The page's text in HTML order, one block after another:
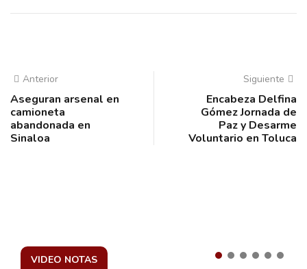
Anterior
Aseguran arsenal en
camioneta
abandonada en
Sinaloa
Siguiente
Encabeza Delfina
Gómez Jornada de
Paz y Desarme
Voluntario en Toluca
VIDEO NOTAS